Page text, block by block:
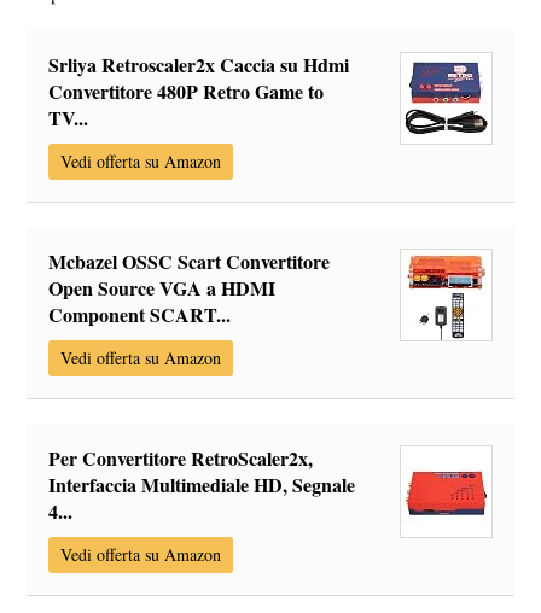
Srliya Retroscaler2x Caccia su Hdmi
Convertitore 480P Retro Game to
TV...
Vedi offerta su Amazon
Mcbazel OSSC Scart Convertitore
Open Source VGA a HDMI
Component SCART...
Vedi offerta su Amazon
Per Convertitore RetroScaler2x,
Interfaccia Multimediale HD, Segnale
4...
Vedi offerta su Amazon